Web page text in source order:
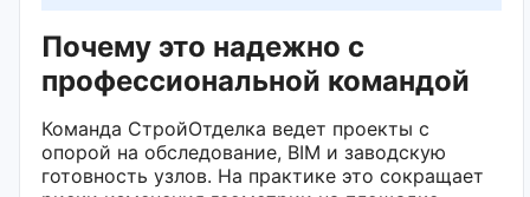
Почему это надежно с
профессиональной командой
Команда СтройОтделка ведет проекты с
опорой на обследование, BIM и заводскую
готовность узлов. На практике это сокращает